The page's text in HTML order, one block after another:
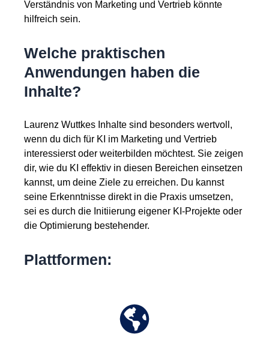
Verständnis von Marketing und Vertrieb könnte
hilfreich sein.
Welche praktischen
Anwendungen haben die
Inhalte?
Laurenz Wuttkes Inhalte sind besonders wertvoll,
wenn du dich für KI im Marketing und Vertrieb
interessierst oder weiterbilden möchtest. Sie zeigen
dir, wie du KI effektiv in diesen Bereichen einsetzen
kannst, um deine Ziele zu erreichen. Du kannst
seine Erkenntnisse direkt in die Praxis umsetzen,
sei es durch die Initiierung eigener KI-Projekte oder
die Optimierung bestehender.
Plattformen: